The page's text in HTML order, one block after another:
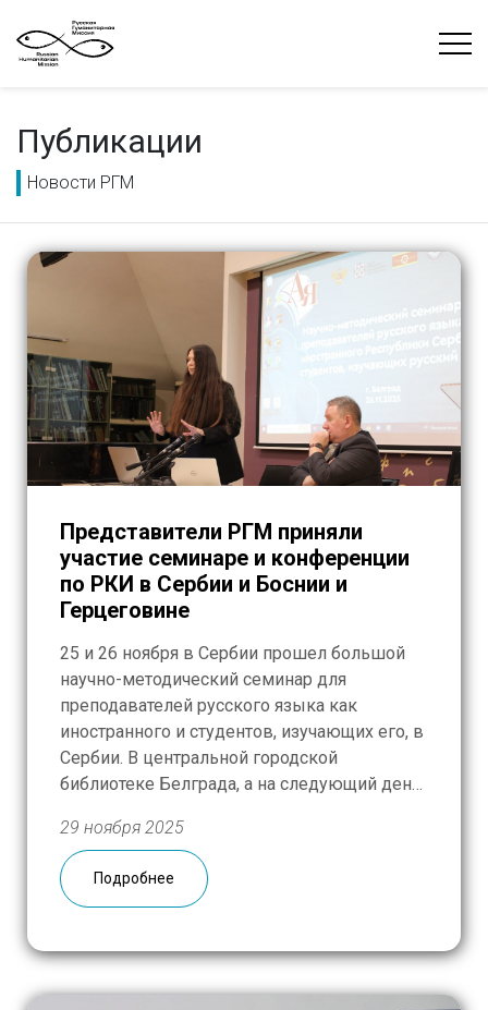
Публикации
Новости РГМ
Представители РГМ приняли
участие семинаре и конференции
по РКИ в Сербии и Боснии и
Герцеговине
25 и 26 ноября в Сербии прошел большой
научно-методический семинар для
преподавателей русского языка как
иностранного и студентов, изучающих его, в
Сербии. В центральной городской
библиотеке Белграда, а на следующий день
города Нови-Сад собрались специалисты из
Тульского государственного
педагогического университета им. Л.Н.
Толстого и Института русского языка им. А.С.
29 ноября 2025
Подробнее